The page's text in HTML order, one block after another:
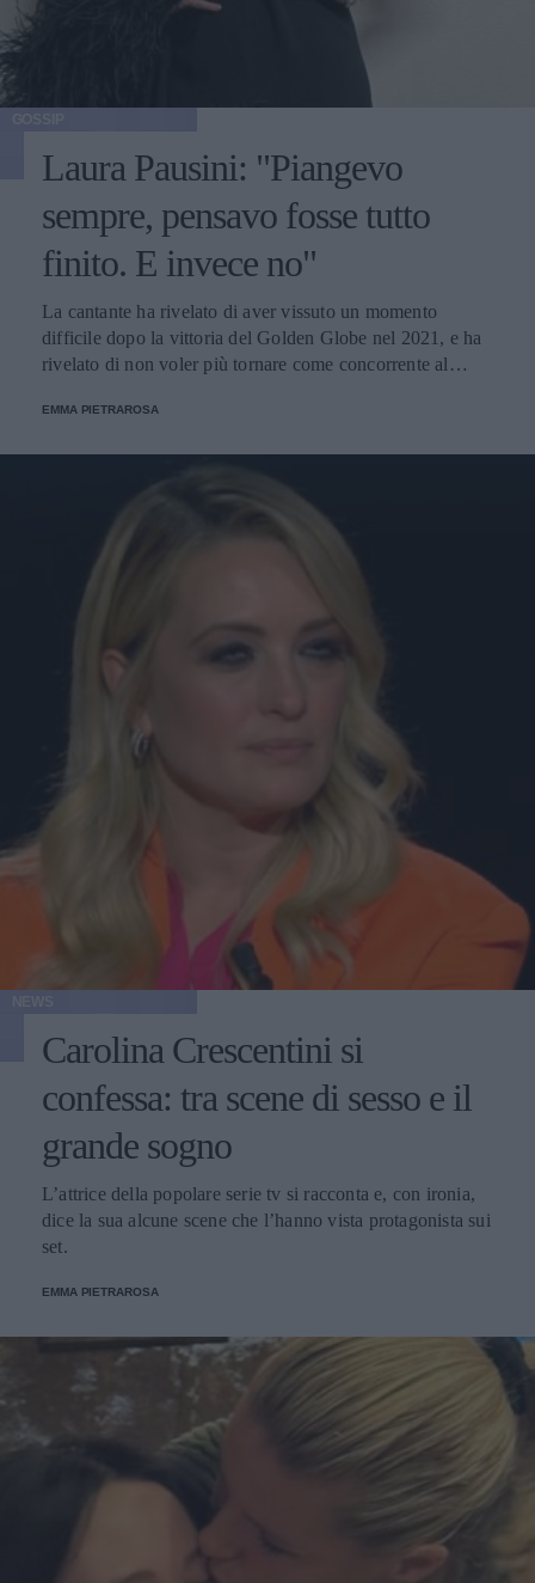
Laura Pausini: "Piangevo
sempre, pensavo fosse tutto
finito. E invece no"
La cantante ha rivelato di aver vissuto un momento
difficile dopo la vittoria del Golden Globe nel 2021, e ha
rivelato di non voler più tornare come concorrente al
EMMA PIETRAROSA
Carolina Crescentini si
confessa: tra scene di sesso e il
grande sogno
L’attrice della popolare serie tv si racconta e, con ironia,
dice la sua alcune scene che l’hanno vista protagonista sui
set.
EMMA PIETRAROSA